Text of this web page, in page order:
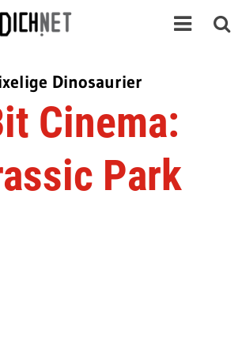
Dinosaurier
Cinema:
Park